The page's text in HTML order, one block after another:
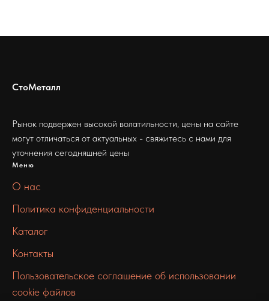
СтоМеталл
Рынок подвержен высокой волатильности, цены на сайте
могут отличаться от актуальных - свяжитесь с нами для
уточнения сегодняшней цены
Меню
О нас
Политика конфиденциальности
Каталог
Контакты
Пользовательское соглашение об использовании
cookie файлов